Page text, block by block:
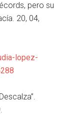
pero su
20, 04,
lopez-